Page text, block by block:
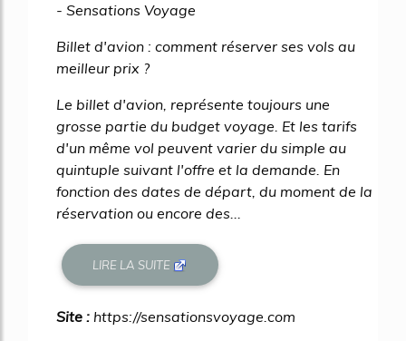
- Sensations Voyage
Billet d'avion : comment réserver ses vols au
meilleur prix ?
Le billet d'avion, représente toujours une
grosse partie du budget voyage. Et les tarifs
d'un même vol peuvent varier du simple au
quintuple suivant l'offre et la demande. En
fonction des dates de départ, du moment de la
réservation ou encore des...
LIRE LA SUITE
Site : https://sensationsvoyage.com